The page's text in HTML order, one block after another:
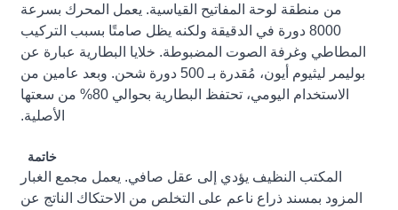
من منطقة لوحة المفاتيح القياسية. يعمل المحرك بسرعة
8000 دورة في الدقيقة ولكنه يظل صامتًا بسبب التركيب
المطاطي وغرفة الصوت المضبوطة. خلايا البطارية عبارة عن
بوليمر ليثيوم أيون، مُقدرة بـ 500 دورة شحن. وبعد عامين من
الاستخدام اليومي، تحتفظ البطارية بحوالي 80% من سعتها
الأصلية.
خاتمة
المكتب النظيف يؤدي إلى عقل صافي. يعمل مجمع الغبار
المزود بمسند ذراع ناعم على التخلص من الاحتكاك الناتج عن